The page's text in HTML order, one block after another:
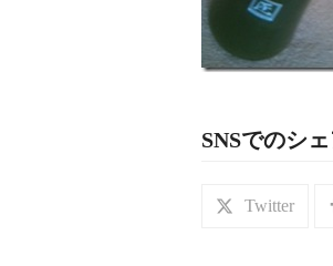
SNSでのシ
Twitter